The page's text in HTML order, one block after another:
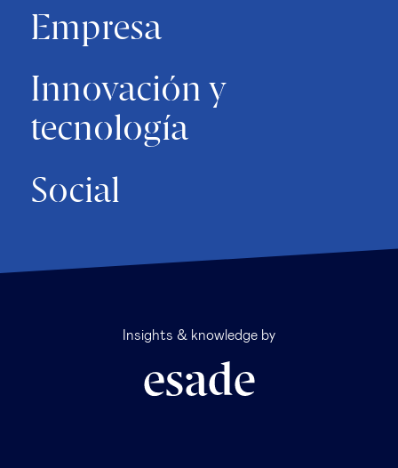
Empresa
Innovación y
tecnología
Social
Insights & knowledge by